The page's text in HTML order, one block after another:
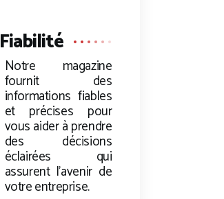
Fiabilité
Notre magazine
fournit des
informations fiables
et précises pour
vous aider à prendre
des décisions
éclairées qui
assurent l’avenir de
votre entreprise.